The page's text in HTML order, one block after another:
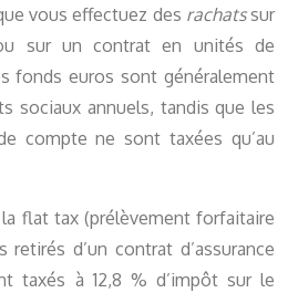
vous effectuez des rachatssur
sur un contrat en unités de
fonds euros sont généralement
sociaux annuels, tandis que les
compte ne sont taxées qu’au
flat tax (prélèvement forfaitaire
retirés d’un contrat d’assurance
taxés à 12,8 % d’impôt sur le